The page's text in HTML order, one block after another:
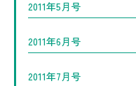
2011年5月号
2011年6月号
2011年7月号